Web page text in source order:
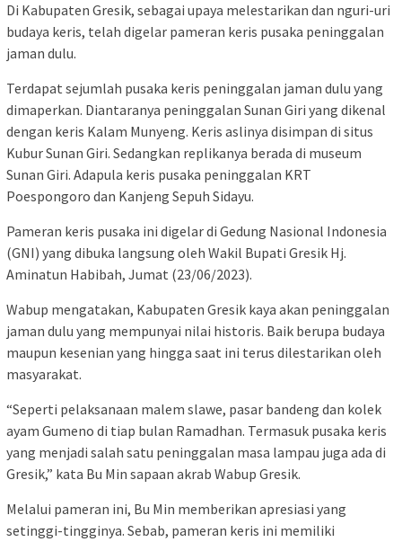
Di Kabupaten Gresik, sebagai upaya melestarikan dan nguri-uri
budaya keris, telah digelar pameran keris pusaka peninggalan
jaman dulu.
Terdapat sejumlah pusaka keris peninggalan jaman dulu yang
dimaperkan. Diantaranya peninggalan Sunan Giri yang dikenal
dengan keris Kalam Munyeng. Keris aslinya disimpan di situs
Kubur Sunan Giri. Sedangkan replikanya berada di museum
Sunan Giri. Adapula keris pusaka peninggalan KRT
Poespongoro dan Kanjeng Sepuh Sidayu.
Pameran keris pusaka ini digelar di Gedung Nasional Indonesia
(GNI) yang dibuka langsung oleh Wakil Bupati Gresik Hj.
Aminatun Habibah, Jumat (23/06/2023).
Wabup mengatakan, Kabupaten Gresik kaya akan peninggalan
jaman dulu yang mempunyai nilai historis. Baik berupa budaya
maupun kesenian yang hingga saat ini terus dilestarikan oleh
masyarakat.
“Seperti pelaksanaan malem slawe, pasar bandeng dan kolek
ayam Gumeno di tiap bulan Ramadhan. Termasuk pusaka keris
yang menjadi salah satu peninggalan masa lampau juga ada di
Gresik,” kata Bu Min sapaan akrab Wabup Gresik.
Melalui pameran ini, Bu Min memberikan apresiasi yang
setinggi-tingginya. Sebab, pameran keris ini memiliki